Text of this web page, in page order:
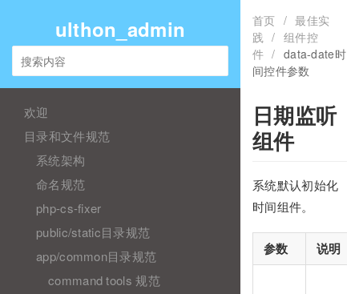
ulthon_admin
欢迎
目录和文件规范
系统架构
命名规范
php-cs-fixer
public/static目录规范
app/common目录规范
command tools 规范
首页 / 最佳实
践 / 组件控
件 / data-date时
间控件参数
日期监听
组件
系统默认初始化
时间组件。
参数 说明